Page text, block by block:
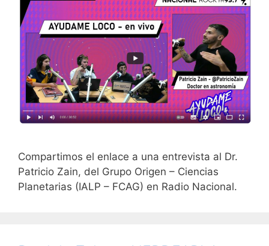
Compartimos el enlace a una entrevista al Dr.
Patricio Zain, del Grupo Origen – Ciencias
Planetarias (IALP – FCAG) en Radio Nacional.